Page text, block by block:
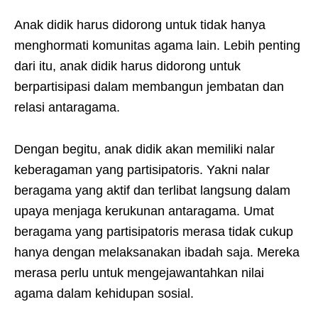
Anak didik harus didorong untuk tidak hanya
menghormati komunitas agama lain. Lebih penting
dari itu, anak didik harus didorong untuk
berpartisipasi dalam membangun jembatan dan
relasi antaragama.
Dengan begitu, anak didik akan memiliki nalar
keberagaman yang partisipatoris. Yakni nalar
beragama yang aktif dan terlibat langsung dalam
upaya menjaga kerukunan antaragama. Umat
beragama yang partisipatoris merasa tidak cukup
hanya dengan melaksanakan ibadah saja. Mereka
merasa perlu untuk mengejawantahkan nilai
agama dalam kehidupan sosial.